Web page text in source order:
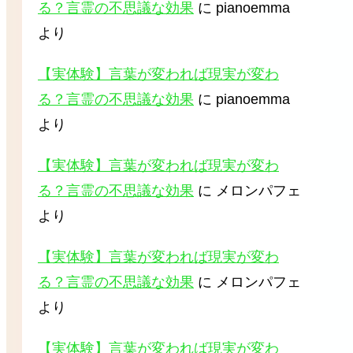
る？言霊の不思議な効果 に pianoemma
より
【実体験】言葉が変われば現実が変わ
る？言霊の不思議な効果 に pianoemma
より
【実体験】言葉が変われば現実が変わ
る？言霊の不思議な効果 に メロンパフェ
より
【実体験】言葉が変われば現実が変わ
る？言霊の不思議な効果 に メロンパフェ
より
【実体験】言葉が変われば現実が変わ